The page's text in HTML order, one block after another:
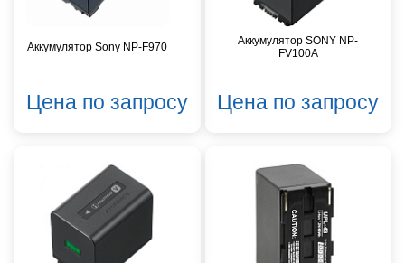
Аккумулятор Sony NP-F970
Цена по запросу
Аккумулятор SONY NP-
FV100A
Цена по запросу